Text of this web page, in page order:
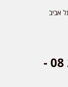
אביב
חדשות אפס שמונה | חדשות 08 -